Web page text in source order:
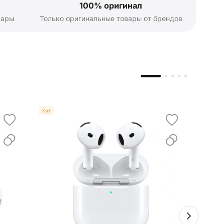
100% оригинал
Только оригинальные товары от брендов
Хит